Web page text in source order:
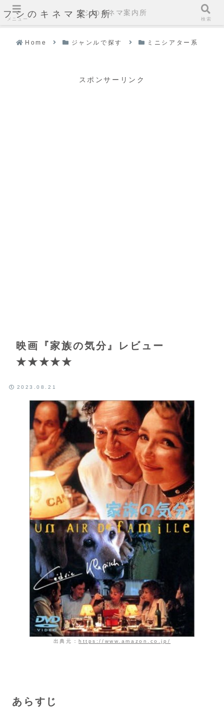
フシのキネマ案内所
Home ジャンルで探す ミニシアター系
スポンサーリンク
映画『家族の気分』レビュー
★★★★★
2023.08.21
出典元：https://www.amazon.co.jp/
あらすじ
メニュー
フシのキネマ案内所
検索